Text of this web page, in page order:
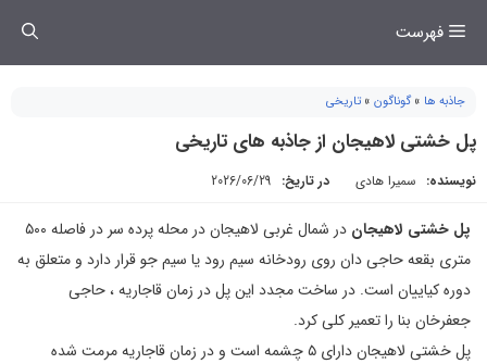
فهرست
جاذبه ها »گوناگون » تاریخی
پل خشتی لاهیجان از جاذبه های تاریخی
نویسنده: سمیرا هادی در تاریخ: 2026/06/29
پل خشتی لاهیجان
در شمال غربی لاهیجان در محله پرده سر در فاصله ۵۰۰
متری بقعه حاجی دان روی رودخانه سیم رود یا سیم جو قرار دارد و متعلق به
دوره کیاییان است. در ساخت مجدد این پل در زمان قاجاریه ، حاجی
جعفرخان بنا را تعمیر کلی کرد.
پل خشتی لاهیجان دارای ۵ چشمه است و در زمان قاجاریه مرمت شده